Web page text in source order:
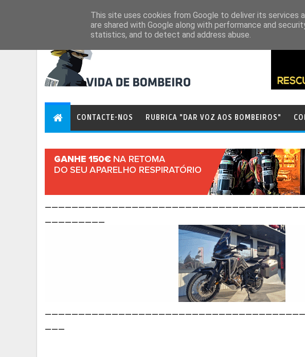
CONTACTE-NOS RUBRICA "DAR VOZ AOS BOMBEIROS"
This site uses cookies from Google to deliver its services
are shared with Google along with performance and
statistics, and to detect and address abuse.